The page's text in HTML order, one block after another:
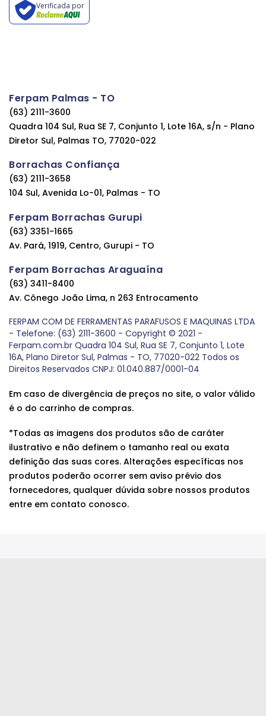
Verificada por
Ferpam Palmas - TO
(63) 2111-3600
Quadra 104 Sul, Rua SE 7, Conjunto 1, Lote 16A, s/n - Plano
Diretor Sul, Palmas TO, 77020-022
Borrachas Confiança
(63) 2111-3658
104 Sul, Avenida Lo-01, Palmas - TO
Ferpam Borrachas Gurupi
(63) 3351-1665
Av. Pará, 1919, Centro, Gurupi - TO
Ferpam Borrachas Araguaína
(63) 3411-8400
Av. Cônego João Lima, n 263 Entrocamento
FERPAM COM DE FERRAMENTAS PARAFUSOS E MAQUINAS LTDA
- Telefone: (63) 2111-3600 - Copyright © 2021 -
Ferpam.com.br Quadra 104 Sul, Rua SE 7, Conjunto 1, Lote
16A, Plano Diretor Sul, Palmas - TO, 77020-022 Todos os
Direitos Reservados CNPJ: 01.040.887/0001-04
Em caso de divergência de preços no site, o valor válido
é o do carrinho de compras.
*Todas as imagens dos produtos são de caráter
ilustrativo e não definem o tamanho real ou exata
definição das suas cores. Alterações específicas nos
produtos poderão ocorrer sem aviso prévio dos
fornecedores, qualquer dúvida sobre nossos produtos
entre em contato conosco.